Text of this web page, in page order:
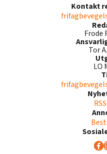
Kontakt
Frode
Tor
LO